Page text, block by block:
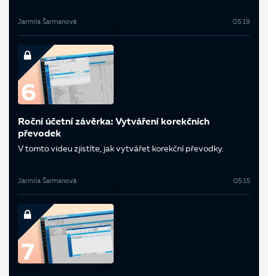
Jarmila Šarmanová 05:19
Roční účetní závěrka: Vytváření korekčních
převodek
V tomto videu zjistíte, jak vytvářet korekční převodky.
Jarmila Šarmanová 05:15